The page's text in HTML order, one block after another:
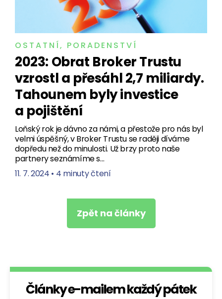
OSTATNÍ, PORADENSTVÍ
2023: Obrat Broker Trustu
vzrostl a přesáhl 2,7 miliardy.
Tahounem byly investice
a pojištění
Loňský rok je dávno za námi, a přestože pro nás byl
velmi úspěšný, v Broker Trustu se raději díváme
dopředu než do minulosti. Už brzy proto naše
partnery seznámíme s…
11. 7. 2024 • 4 minuty čtení
Zpět na články
Články e-mailem každý pátek